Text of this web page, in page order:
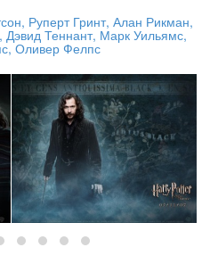
Руперт Гринт, Алан Рикман,
Теннант, Марк Уильямс,
Оливер Фелпс